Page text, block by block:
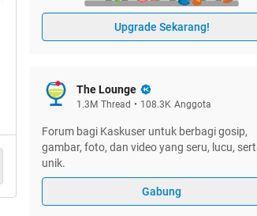
Upgrade Sekarang!
The Lounge
1.3M Thread • 108.3K Anggota
Forum bagi Kaskuser untuk berbagi gosip,
gambar, foto, dan video yang seru, lucu,
unik.
Gabung